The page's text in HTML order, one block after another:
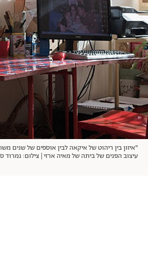
תרבות ופנאי
הפקות אופנה
עיצוב
בריאות
קריירה
יחסים
משפחה
חופש
תוכן מקודם
מי אנחנו
תנאי שימוש
מדיניות פרטיות
הצהרת נגישות
שירות לקוחות
כתבו לנו
© יובל סיגלר תקשורת בע"מ 2026
and Powered by
RGB Media
"איזון בין ריהוט של איקאה לבין אוספים של שנים
עיצוב הפנים של ביתה של מאיה ארזי | צילום: נמרוד